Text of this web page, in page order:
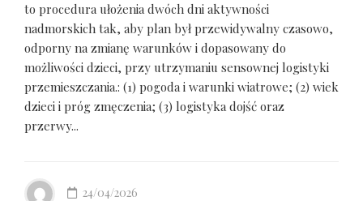
to procedura ułożenia dwóch dni aktywności
nadmorskich tak, aby plan był przewidywalny czasowo,
odporny na zmianę warunków i dopasowany do
możliwości dzieci, przy utrzymaniu sensownej logistyki
przemieszczania.: (1) pogoda i warunki wiatrowe; (2) wiek
dzieci i próg zmęczenia; (3) logistyka dojść oraz
przerwy...
24/04/2026